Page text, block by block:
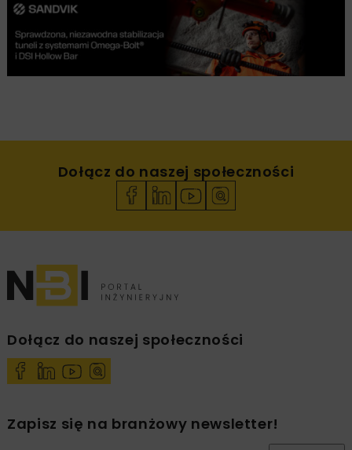
Dołącz do naszej społeczności
Dołącz do naszej społeczności
Zapisz się na branżowy newsletter!